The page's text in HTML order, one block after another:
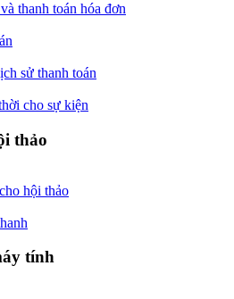
thanh toán hóa đơn
sử thanh toán
cho sự kiện
thảo
hội thảo
tính